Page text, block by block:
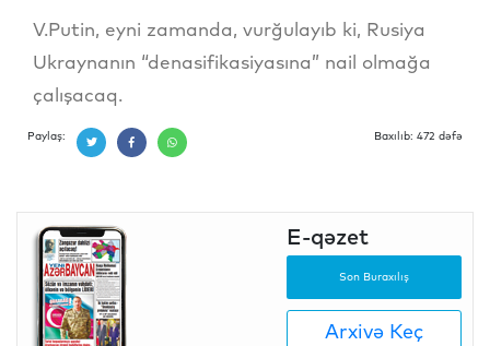
V.Putin, eyni zamanda, vurğulayıb ki, Rusiya
Ukraynanın “denasifikasiyasına” nail olmağa
çalışacaq.
Paylaş: Baxılıb: 472 dəfə
E-qəzet
Son Buraxılış
Arxivə Keç